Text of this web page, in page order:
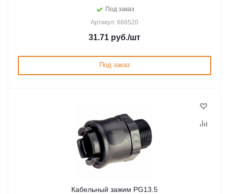
Под заказ
Артикул: 666520
31.71 руб./шт
Под заказ
Кабельный зажим PG13.5